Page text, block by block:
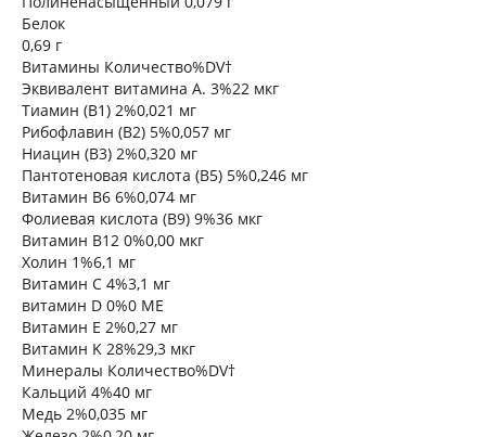
Белок
0,69 г
Витамины Количество%DV†
Эквивалент витамина А. 3%22 мкг
Тиамин (B1) 2%0,021 мг
Рибофлавин (B2) 5%0,057 мг
Ниацин (B3) 2%0,320 мг
Пантотеновая кислота (B5) 5%0,246 мг
Витамин В6 6%0,074 мг
Фолиевая кислота (B9) 9%36 мкг
Витамин В12 0%0,00 мкг
Холин 1%6,1 мг
Витамин С 4%3,1 мг
витамин D 0%0 МЕ
Витамин Е 2%0,27 мг
Витамин K 28%29,3 мкг
Минералы Количество%DV†
Кальций 4%40 мг
Медь 2%0,035 мг